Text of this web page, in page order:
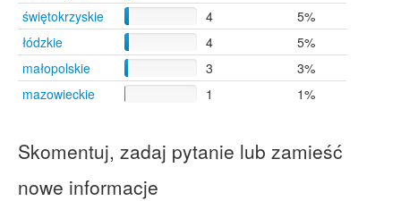
świętokrzyskie
4
5%
łódzkie
4
5%
małopolskie
3
3%
mazowieckie
1 1%
Skomentuj, zadaj pytanie lub zamieść
nowe informacje